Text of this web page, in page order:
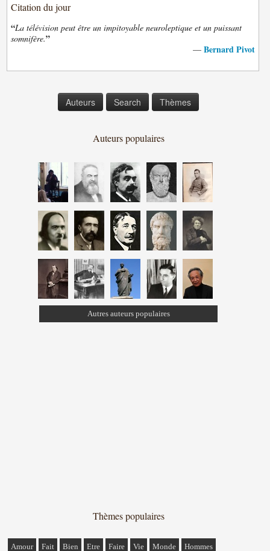
Citation du jour
“La télévision peut être un impitoyable neuroleptique et un puissant
somnifère.”
— Bernard Pivot
Auteurs Search Thèmes
Auteurs populaires
Autres auteurs populaires
Thèmes populaires
Amour Fait Bien Etre Faire Vie Monde Hommes